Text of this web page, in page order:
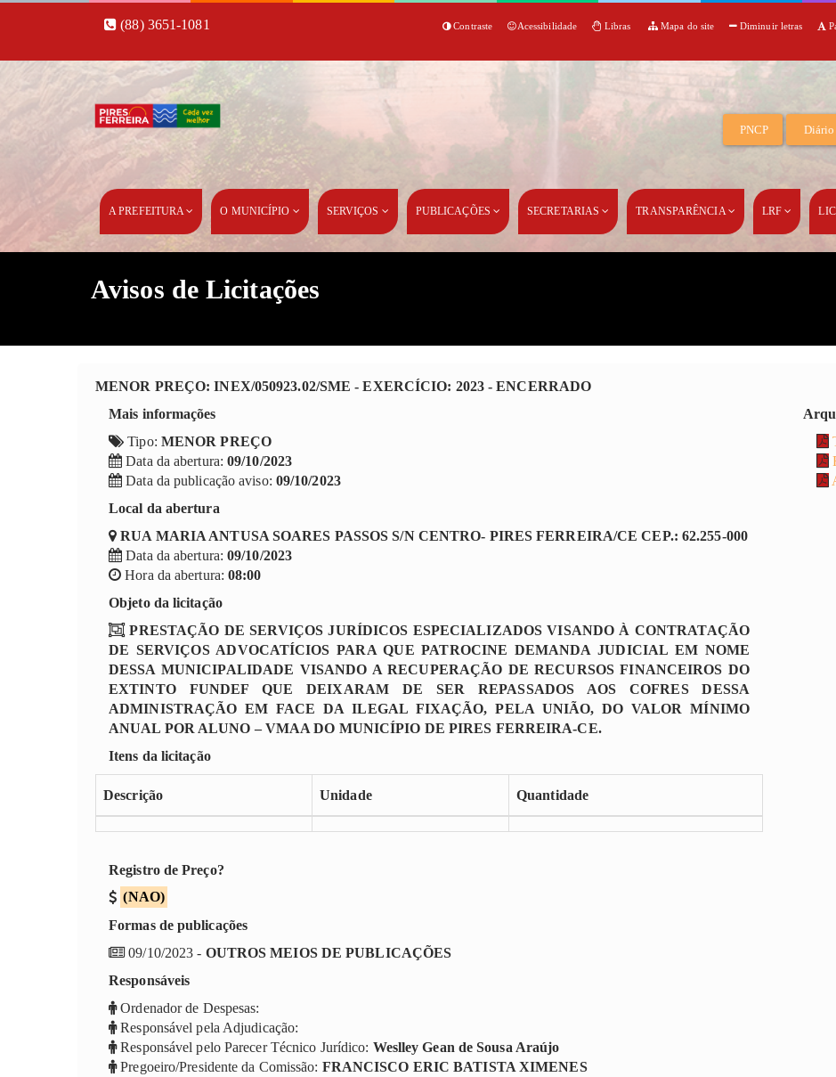
(88) 3651-1081 Contraste Acessibilidade Libras Mapa do site Diminuir letras
PNCP
A PREFEITURA O MUNICÍPIO SERVIÇOS PUBLICAÇÕES SECRETARIAS TRANSPARÊNCIA LRF
Avisos de Licitações
MENOR PREÇO: INEX/050923.02/SME - EXERCÍCIO: 2023 - ENCERRADO
Mais informações
Tipo: MENOR PREÇO
Data da abertura:09/10/2023
Data da publicação aviso: 09/10/2023
Local da abertura
RUA MARIA ANTUSA SOARES PASSOS S/N CENTRO- PIRES FERREIRA/CE CEP.: 62.255-000
Data da abertura:09/10/2023
Hora da abertura:08:00
Objeto da licitação
PRESTAÇÃO DE SERVIÇOS JURÍDICOS ESPECIALIZADOS VISANDO À CONTRATAÇÃO
DE SERVIÇOS ADVOCATÍCIOS PARA QUE PATROCINE DEMANDA JUDICIAL EM NOME
DESSA MUNICIPALIDADE VISANDO A RECUPERAÇÃO DE RECURSOS FINANCEIROS DO
EXTINTO FUNDEF QUE DEIXARAM DE SER REPASSADOS AOS COFRES DESSA
ADMINISTRAÇÃO EM FACE DA ILEGAL FIXAÇÃO, PELA UNIÃO, DO VALOR MÍNIMO
ANUAL POR ALUNO – VMAA DO MUNICÍPIO DE PIRES FERREIRA-CE.
Itens da licitação
Descrição Unidade Quantidade
Registro de Preço?
(NAO)
Formas de publicações
09/10/2023 - OUTROS MEIOS DE PUBLICAÇÕES
Responsáveis
Ordenador de Despesas:
Responsável pela Adjudicação:
Responsável pelo Parecer Técnico Jurídico: Weslley Gean de Sousa Araújo
Pregoeiro/Presidente da Comissão: FRANCISCO ERIC BATISTA XIMENES